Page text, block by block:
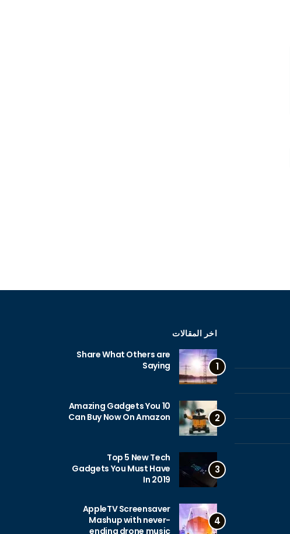
اخر المقالات
1
Share What Others are
Saying
2
10 Amazing Gadgets You
Can Buy Now On Amazon
3
Top 5 New Tech
Gadgets You Must Have
In 2019
4
AppleTV Screensaver
Mashup with never-
ending drone music